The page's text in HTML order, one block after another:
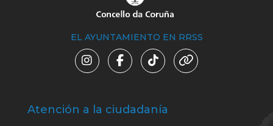
EL AYUNTAMIENTO EN RRSS
Atención a la ciudadanía